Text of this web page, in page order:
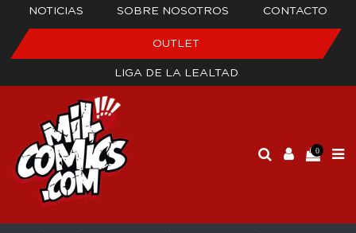
NOTICIAS SOBRE NOSOTROS CONTACTO
OUTLET
LIGA DE LA LEALTAD
0